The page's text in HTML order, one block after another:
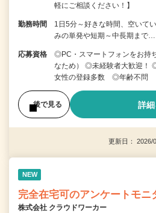
軽にご相談ください！】
勤務時間
1日5分～好きな時間、空いて
みの単発や短期～中長期まで…
応募資格
◎PC・スマートフォンをお持
なため） ◎未経験者大歓迎！
女性の登録多数 ◎年齢不問
後で見る 詳
更新日：
NEW
完全在宅可のアンケートモニ
株式会社 クラウドワーカー